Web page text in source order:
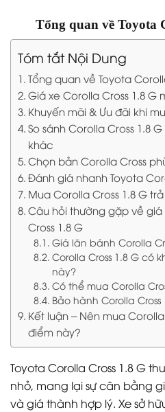
Tổng quan về Toyota
Tóm tắt Nội Dung
Tổng quan về Toyota
Giá xe Corolla Cross 1.8 G
Khuyến mãi & Ưu đãi khi
So sánh Corolla Cross 1.8
khác
Chọn bản Corolla Cross
Đánh giá nhanh Toyota
Mua Corolla Cross 1.8 G
Câu hỏi thường gặp về
Cross 1.8 G
Giá lăn bánh Corolla
Corolla Cross 1.8 G có
này?
Có thể mua Corolla
Bảo hành Corolla
Kết luận – Nên mua
điểm này?
Toyota Corolla Cross 1.8 G
nhỏ, mang lại sự cân bằng
và giá thành hợp lý. Xe sở